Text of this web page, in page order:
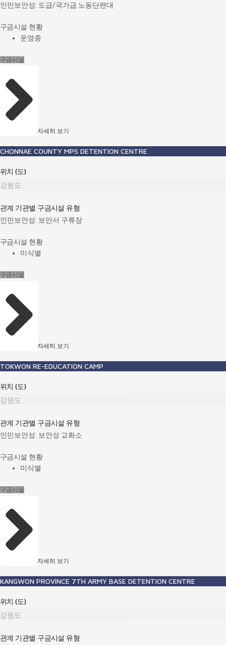
인민보안성: 도급/국가급 노동단련대
구금시설 현황
운영중
구금시설
자세히 보기
CHONNAE COUNTY MPS DETENTION CENTRE
위치 (도)
강원도
관계 기관별 구금시설 유형
인민보안성: 보안서 구류장
구금시설 현황
미식별
구금시설
자세히 보기
TOKWON RE-EDUCATION CAMP
위치 (도)
강원도
관계 기관별 구금시설 유형
인민보안성: 보안성 교화소
구금시설 현황
미식별
구금시설
자세히 보기
KANGWON PROVINCE 7TH ARMY BASE DETENTION CENTRE
위치 (도)
강원도
관계 기관별 구금시설 유형